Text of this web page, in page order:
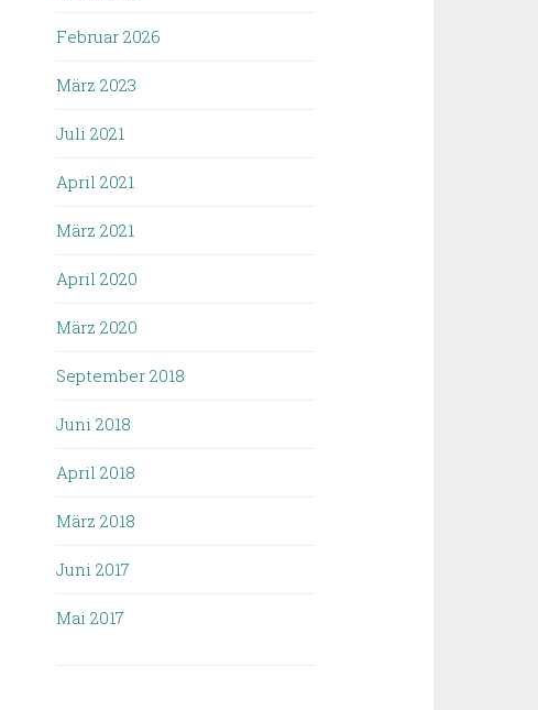
Februar 2026
März 2023
Juli 2021
April 2021
März 2021
April 2020
März 2020
September 2018
Juni 2018
April 2018
März 2018
Juni 2017
Mai 2017